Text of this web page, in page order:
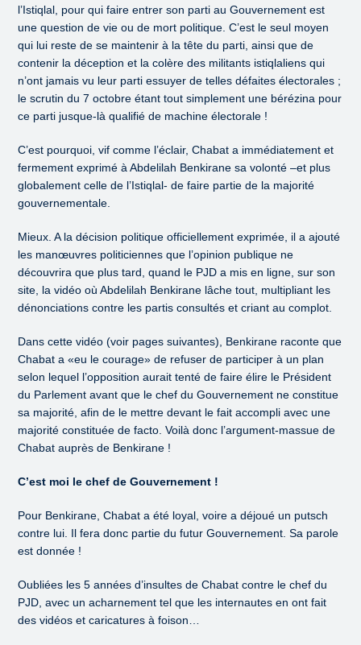
l’Istiqlal, pour qui faire entrer son parti au Gouvernement est
une question de vie ou de mort politique. C’est le seul moyen
qui lui reste de se maintenir à la tête du parti, ainsi que de
contenir la déception et la colère des militants istiqlaliens qui
n’ont jamais vu leur parti essuyer de telles défaites électorales ;
le scrutin du 7 octobre étant tout simplement une bérézina pour
ce parti jusque-là qualifié de machine électorale !
C’est pourquoi, vif comme l’éclair, Chabat a immédiatement et
fermement exprimé à Abdelilah Benkirane sa volonté –et plus
globalement celle de l’Istiqlal- de faire partie de la majorité
gouvernementale.
Mieux. A la décision politique officiellement exprimée, il a ajouté
les manœuvres politiciennes que l’opinion publique ne
découvrira que plus tard, quand le PJD a mis en ligne, sur son
site, la vidéo où Abdelilah Benkirane lâche tout, multipliant les
dénonciations contre les partis consultés et criant au complot.
Dans cette vidéo (voir pages suivantes), Benkirane raconte que
Chabat a «eu le courage» de refuser de participer à un plan
selon lequel l’opposition aurait tenté de faire élire le Président
du Parlement avant que le chef du Gouvernement ne constitue
sa majorité, afin de le mettre devant le fait accompli avec une
majorité constituée de facto. Voilà donc l’argument-massue de
Chabat auprès de Benkirane !
C’est moi le chef de Gouvernement !
Pour Benkirane, Chabat a été loyal, voire a déjoué un putsch
contre lui. Il fera donc partie du futur Gouvernement. Sa parole
est donnée !
Oubliées les 5 années d’insultes de Chabat contre le chef du
PJD, avec un acharnement tel que les internautes en ont fait
des vidéos et caricatures à foison…